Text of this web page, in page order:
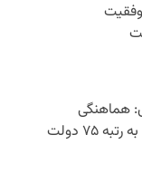
هماهنگی
نهادی شرط رسیدن ایران به رتبه ۷۵ دولت